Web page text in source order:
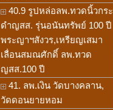
40.9 รูปหล่อลพ.ทวดนิ้วกระ
ดำญสส. รุ่นอนันทรัพย์ 100 ปี
พระญาฯสังวร,เหรียญเสมา
เลื่อนสมณศักดิ์ ลพ.ทวด
ญสส.100 ปี
41. ลพ.เงิน วัดบางคลาน,
วัดดอนยายหอม